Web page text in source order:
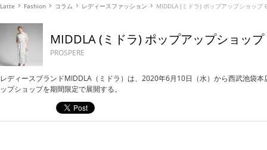
Latte Fashion コラム レディースファッション MIDDLA (ミドラ) ポップアップショッ
MIDDLA (ミドラ) ポップアップショッ
PROSPERE
レディースブランドMIDDLA（ミドラ）は、2020年6月10日（水）から西武池袋
ップショップを期間限定で展開する。